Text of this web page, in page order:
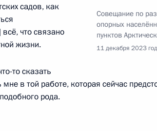
Всероссийского
Совещание по
опорных
пунктов
11 декабря 2023
садов, как
что связано
жизни.
то сказать
в той работе, которая сейчас
рода.